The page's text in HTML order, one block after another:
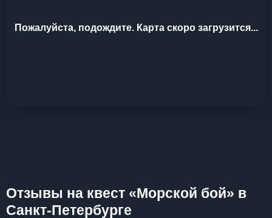
Пожалуйста, подождите. Карта скоро загрузится...
Отзывы на квест «Морской бой» в
Санкт-Петербурге